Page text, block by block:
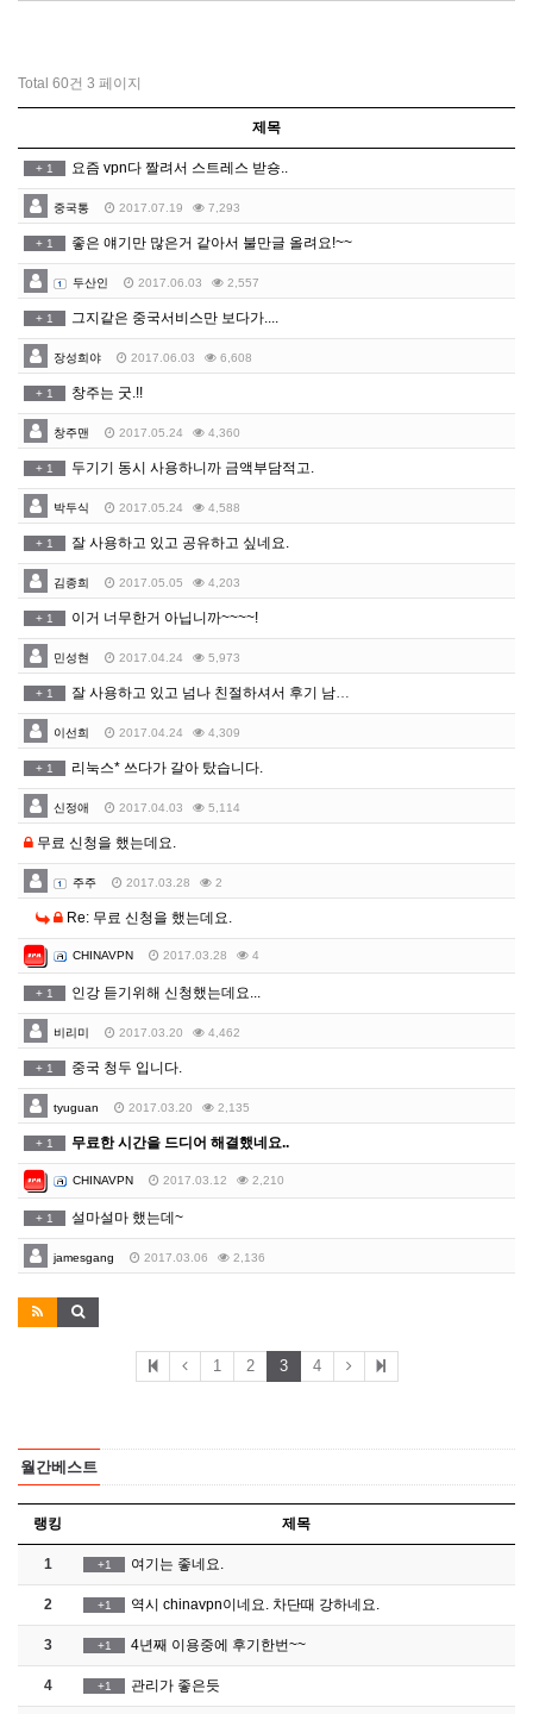
Total 60건 3 페이지
제목
+ 1 요즘 vpn다 짤려서 스트레스 받숑..
중국통 2017.07.19 7,293
+ 1 좋은 얘기만 많은거 같아서 불만글 올려요!~~
두산인 2017.06.03 2,557
+ 1 그지같은 중국서비스만 보다가....
장성희야 2017.06.03 6,608
+ 1 창주는 굿.!!
창주맨 2017.05.24 4,360
+ 1 두기기 동시 사용하니까 금액부담적고.
박두식 2017.05.24 4,588
+ 1 잘 사용하고 있고 공유하고 싶네요.
김종희 2017.05.05 4,203
+ 1 이거 너무한거 아닙니까~~~~!
민성현 2017.04.24 5,973
+ 1 잘 사용하고 있고 넘나 친절하셔서 후기 남겨요.. ^^
이선희 2017.04.24 4,309
+ 1 리눅스* 쓰다가 갈아 탔습니다.
신정애 2017.04.03 5,114
무료 신청을 했는데요.
주주 2017.03.28 2
Re: 무료 신청을 했는데요.
CHINAVPN 2017.03.28 4
+ 1 인강 듣기위해 신청했는데요...
비리미 2017.03.20 4,462
+ 1 중국 청두 입니다.
tyuguan 2017.03.20 2,135
+ 1 무료한 시간을 드디어 해결했네요..
CHINAVPN 2017.03.12 2,210
+ 1 설마설마 했는데~
jamesgang 2017.03.06 2,136
1 2 3 4
월간베스트
랭킹 제목
1 +1 여기는 좋네요.
2 +1 역시 chinavpn이네요. 차단때 강하네요.
3 +1 4년째 이용중에 후기한번~~
4 +1 관리가 좋은듯